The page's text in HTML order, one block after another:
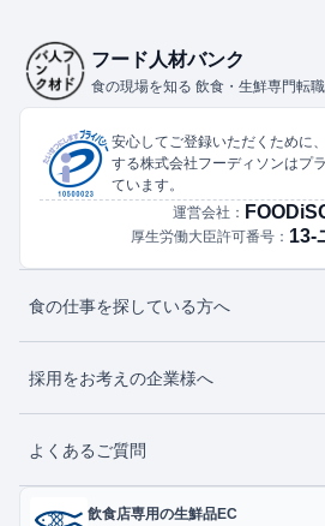
フード人材バンク
食の現場を知る 飲食・生鮮専門転
安心してご登録いただくために
する株式会社フーディソンはプ
ています。
運営会社：
厚生労働大臣許可番号： 13-
食の仕事を探している方へ
採用をお考えの企業様へ
よくあるご質問
飲食店専用の生鮮品EC